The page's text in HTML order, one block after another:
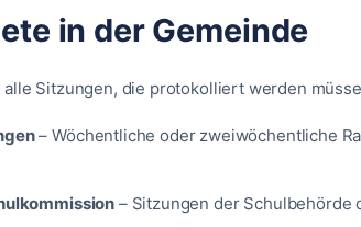
in der Gemeinde
Sitzungen, die protokolliert werden
–Wöchentliche oder zweiwöchentliche
– Sitzungen der Schulbehörde